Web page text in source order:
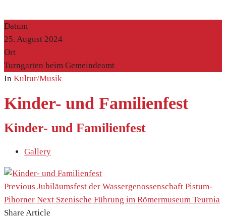
Datum
25. August 2024
Ort
Turngarten beim Gemeindeamt
In Kultur/Musik
Kinder- und Familienfest
Kinder- und Familienfest
Gallery
Previous Jubiläumsfest der Wassergenossenschaft Pistum-
Pihorner Next Szenische Führung im Römermuseum Teurnia
Share Article